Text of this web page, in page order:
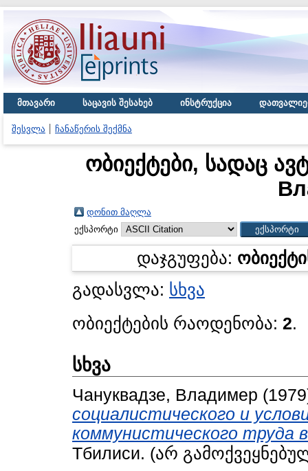
მთავარი საცავის შესახებ ინსტრუქცია
შესვლა ჩანაწერის შექმნა
ობიექტები, სადაც
დონით მაღლა
ექსპორტი
დაჯგუფება:
გადასვლა: სხვა
ობიექტების რაოდენობა: 2.
სხვა
Чануквадзе, Владимер
социалистического и
коммунистического труда
Тбилиси. (არ